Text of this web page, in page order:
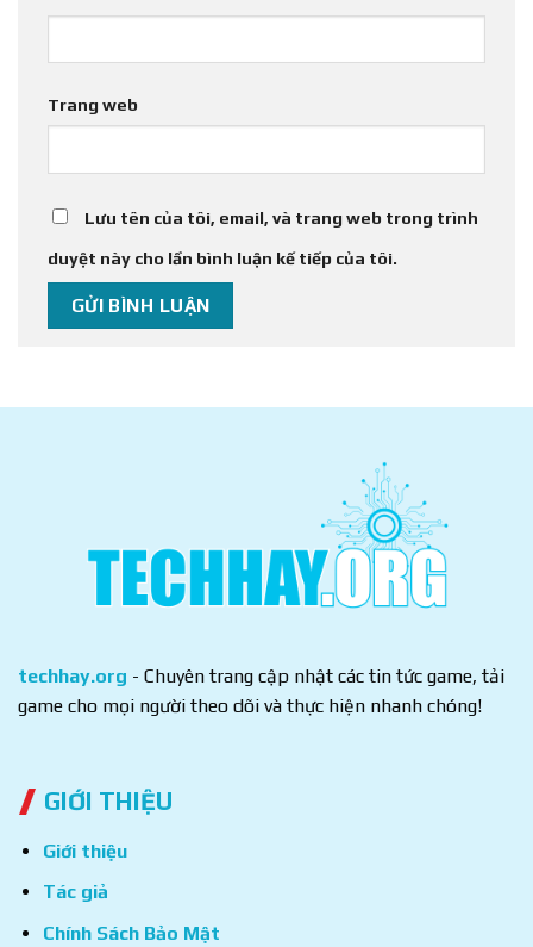
Trang web
Lưu tên của tôi, email, và trang web trong trình
duyệt này cho lần bình luận kế tiếp của tôi.
techhay.org - Chuyên trang cập nhật các tin tức game, tải
game cho mọi người theo dõi và thực hiện nhanh chóng!
GIỚI THIỆU
Giới thiệu
Tác giả
Chính Sách Bảo Mật